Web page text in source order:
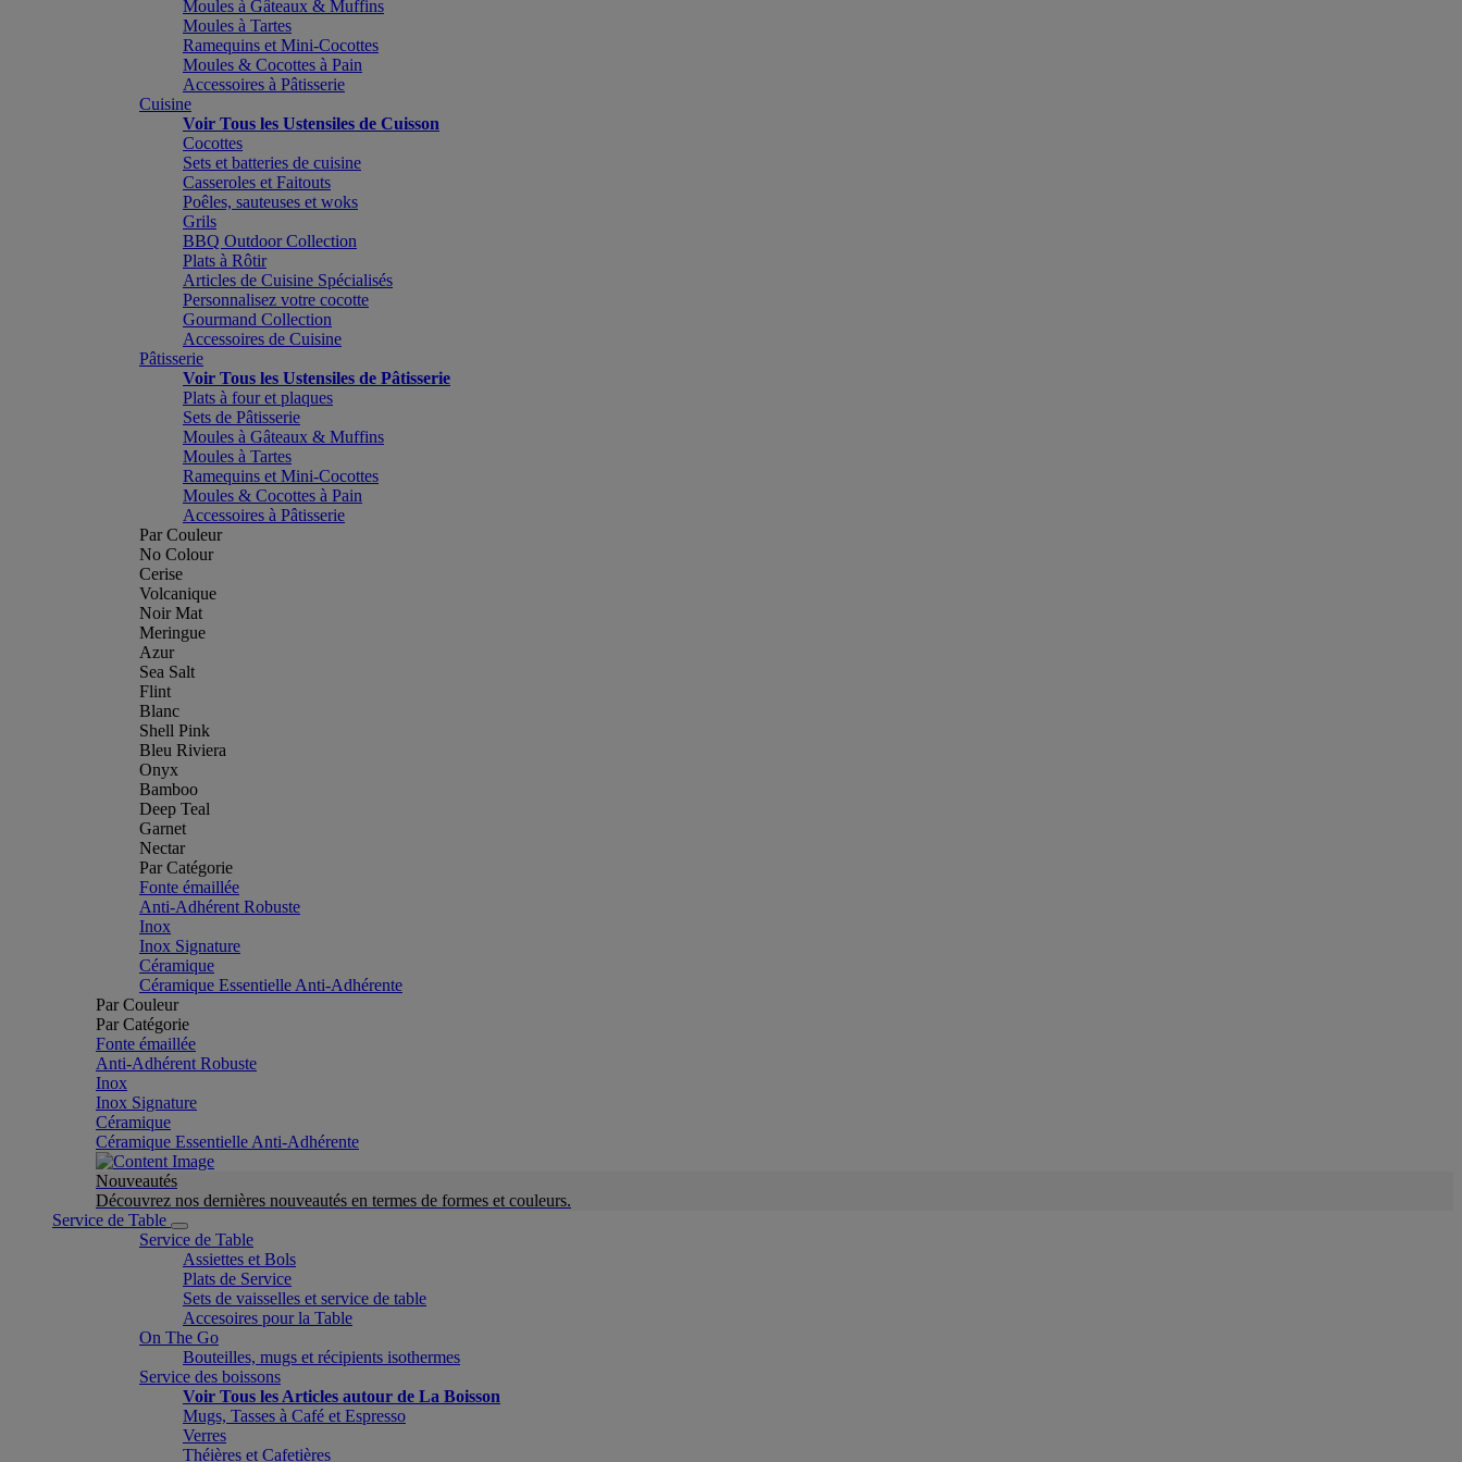
Moules à Gâteaux & Muffins
Moules à Tartes
Ramequins et Mini-Cocottes
Moules & Cocottes à Pain
Accessoires à Pâtisserie
Cuisine
Voir Tous les Ustensiles de Cuisson
Cocottes
Sets et batteries de cuisine
Casseroles et Faitouts
Poêles, sauteuses et woks
Grils
BBQ Outdoor Collection
Plats à Rôtir
Articles de Cuisine Spécialisés
Personnalisez votre cocotte
Gourmand Collection
Accessoires de Cuisine
Pâtisserie
Voir Tous les Ustensiles de Pâtisserie
Plats à four et plaques
Sets de Pâtisserie
Moules à Gâteaux & Muffins
Moules à Tartes
Ramequins et Mini-Cocottes
Moules & Cocottes à Pain
Accessoires à Pâtisserie
Par Couleur
No Colour
Cerise
Volcanique
Noir Mat
Meringue
Azur
Sea Salt
Flint
Blanc
Shell Pink
Bleu Riviera
Onyx
Bamboo
Deep Teal
Garnet
Nectar
Par Catégorie
Fonte émaillée
Anti-Adhérent Robuste
Inox
Inox Signature
Céramique
Céramique Essentielle Anti-Adhérente
Par Couleur
Par Catégorie
Fonte émaillée
Anti-Adhérent Robuste
Inox
Inox Signature
Céramique
Céramique Essentielle Anti-Adhérente
Nouveautés
Découvrez nos dernières nouveautés en termes de formes et couleurs.
Service de Table
Service de Table
Assiettes et Bols
Plats de Service
Sets de vaisselles et service de table
Accesoires pour la Table
On The Go
Bouteilles, mugs et récipients isothermes
Service des boissons
Voir Tous les Articles autour de La Boisson
Mugs, Tasses à Café et Espresso
Verres
Théières et Cafetières